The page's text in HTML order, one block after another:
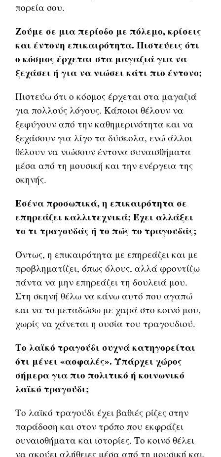
πορεία σου.
Ζούμε σε μια περίοδο με πόλεμο, κρίσεις
και έντονη επικαιρότητα. Πιστεύεις ότι
ο κόσμος έρχεται στα μαγαζιά για να
ξεχάσει ή για να νιώσει κάτι πιο έντονο;
Πιστεύω ότι ο κόσμος έρχεται στα μαγαζιά
για πολλούς λόγους. Κάποιοι θέλουν να
ξεφύγουν από την καθημερινότητα και να
ξεχάσουν για λίγο τα δύσκολα, ενώ άλλοι
θέλουν να νιώσουν έντονα συναισθήματα
μέσα από τη μουσική και την ενέργεια της
σκηνής.
Εσένα προσωπικά, η επικαιρότητα σε
επηρεάζει καλλιτεχνικά; Έχει αλλάξει
το τι τραγουδάς ή το πώς το τραγουδάς;
Όντως, η επικαιρότητα με επηρεάζει και με
προβληματίζει, όπως όλους, αλλά φροντίζω
πάντα να μην επηρεάζει τη δουλειά μου.
Στη σκηνή θέλω να κάνω αυτό που αγαπώ
και να το μεταδώσω με χαρά στο κοινό μου,
χωρίς να χάνεται η ουσία του τραγουδιού.
Το λαϊκό τραγούδι συχνά κατηγορείται
ότι μένει «ασφαλές». Υπάρχει χώρος
σήμερα για πιο πολιτικό ή κοινωνικό
λαϊκό τραγούδι;
Το λαϊκό τραγούδι έχει βαθιές ρίζες στην
παράδοση και στον τρόπο που εκφράζει
συναισθήματα και ιστορίες. Το κοινό θέλει
να ακούει αλήθειες μέσα από τη μουσική και,